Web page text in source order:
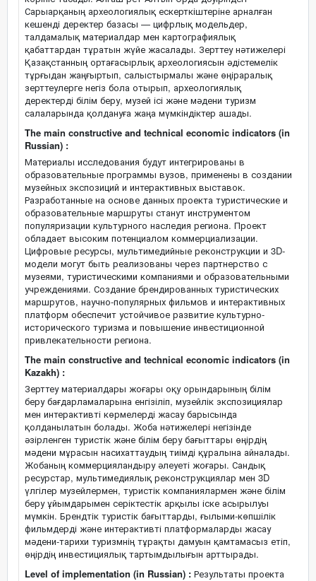
Сарыарқаның археологиялық ескерткіштеріне арналған
кешенді деректер базасы — цифрлық модельдер,
талдамалық материалдар мен картографиялық
қабаттардан тұратын жүйе жасалады. Зерттеу нәтижелері
Қазақстанның ортағасырлық археологиясын әдістемелік
тұрғыдан жаңғыртып, салыстырмалы және өңіраралық
зерттеулерге негіз бола отырып, археологиялық
деректерді білім беру, музей ісі және мәдени туризм
салаларында қолдануға жаңа мүмкіндіктер ашады.
The main constructive and technical economic indicators (in
Russian) :
Материалы исследования будут интегрированы в
образовательные программы вузов, применены в создании
музейных экспозиций и интерактивных выставок.
Разработанные на основе данных проекта туристические и
образовательные маршруты станут инструментом
популяризации культурного наследия региона. Проект
обладает высоким потенциалом коммерциализации.
Цифровые ресурсы, мультимедийные реконструкции и 3D-
модели могут быть реализованы через партнерство с
музеями, туристическими компаниями и образовательными
учреждениями. Создание брендированных туристических
маршрутов, научно-популярных фильмов и интерактивных
платформ обеспечит устойчивое развитие культурно-
исторического туризма и повышение инвестиционной
привлекательности региона.
The main constructive and technical economic indicators (in
Kazakh) :
Зерттеу материалдары жоғары оқу орындарының білім
беру бағдарламаларына енгізіліп, музейлік экспозициялар
мен интерактивті көрмелерді жасау барысында
қолданылатын болады. Жоба нәтижелері негізінде
әзірленген туристік және білім беру бағыттары өңірдің
мәдени мұрасын насихаттаудың тиімді құралына айналады.
Жобаның коммерцияландыру әлеуеті жоғары. Сандық
ресурстар, мультимедиялық реконструкциялар мен 3D
үлгілер музейлермен, туристік компаниялармен және білім
беру ұйымдарымен серіктестік арқылы іске асырылуы
мүмкін. Брендтік туристік бағыттарды, ғылыми-көпшілік
фильмдерді және интерактивті платформаларды жасау
мәдени-тарихи туризмнің тұрақты дамуын қамтамасыз етіп,
өңірдің инвестициялық тартымдылығын арттырады.
Level of implementation (in Russian) : Результаты проекта